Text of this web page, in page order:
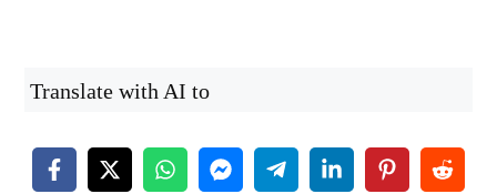
Translate with AI to